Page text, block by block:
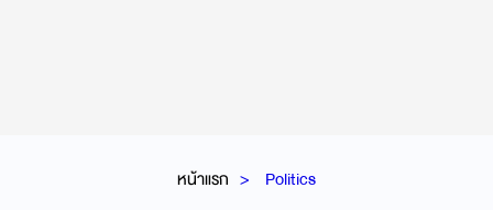
หน้าแรก Politics